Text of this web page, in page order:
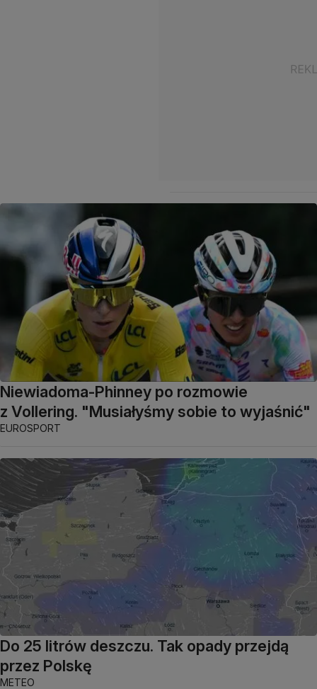
Niewiadoma-Phinney po rozmowie
z Vollering. "Musiałyśmy sobie to wyjaśnić"
EUROSPORT
Do 25 litrów deszczu. Tak opady przejdą
przez Polskę
METEO